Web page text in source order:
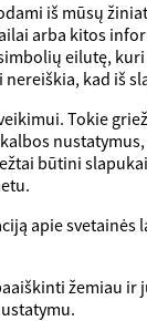
iš mūsų
arba kitos
eilutę,
kad iš
Tokie
būtini
apie
žemiau